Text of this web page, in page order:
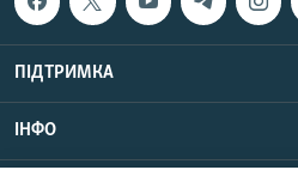
ПІДТРИМКА
ІНФО